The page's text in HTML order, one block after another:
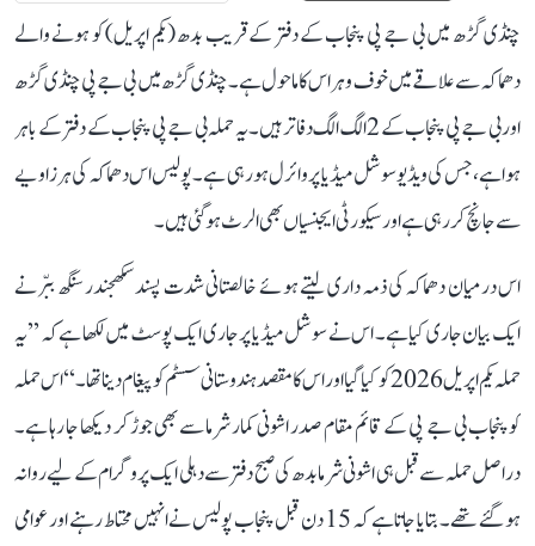
چنڈی گڑھ میں بی جے پی پنجاب کے دفتر کے قریب بدھ (یکم اپریل) کو ہونے والے
دھماکہ سے علاقے میں خوف و ہراس کا ماحول ہے۔ چنڈی گڑھ میں بی جے پی چنڈی گڑھ
اور بی جے پی پنجاب کے 2 الگ الگ دفاتر ہیں۔ یہ حملہ بی جے پی پنجاب کے دفتر کے باہر
ہوا ہے، جس کی ویڈیو سوشل میڈیا پر وائرل ہو رہی ہے۔ پولیس اس دھماکہ کی ہر زاویے
سے جانچ کر رہی ہے اور سیکورٹی ایجنسیاں بھی الرٹ ہو گئی ہیں۔
اس درمیان دھماکہ کی ذمہ داری لیتے ہوئے خالصتانی شدت پسند سکھجندر سنگھ ببّر نے
ایک بیان جاری کیا ہے۔ اس نے سوشل میڈیا پر جاری ایک پوسٹ میں لکھا ہے کہ ’’یہ
حملہ یکم اپریل 2026 کو کیا گیا اور اس کا مقصد ہندوستانی سسٹم کو پیغام دینا تھا۔‘‘ اس حملہ
کو پنجاب بی جے پی کے قائم مقام صدر اشونی کمار شرما سے بھی جوڑ کر دیکھا جا رہا ہے۔
دراصل حملہ سے قبل ہی اشونی شرما بدھ کی صبح دفتر سے دہلی ایک پروگرام کے لیے روانہ
ہو گئے تھے۔ بتایا جاتا ہے کہ 15 دن قبل پنجاب پولیس نے انہیں محتاط رہنے اور عوامی